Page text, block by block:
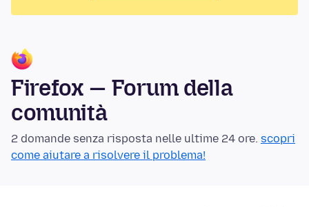
Firefox — Forum della
comunità
2 domande senza risposta nelle ultime 24 ore. scopri
come aiutare a risolvere il problema!